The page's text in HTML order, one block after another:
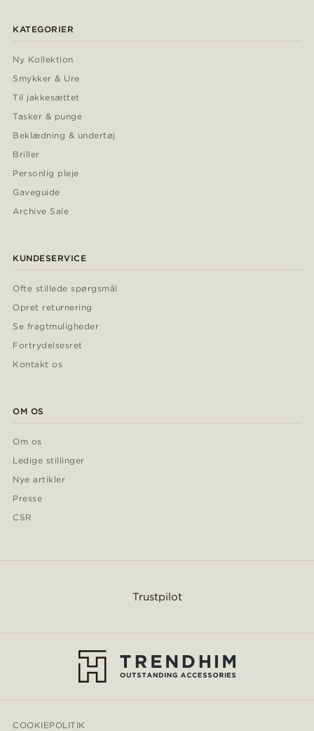
KATEGORIER
Ny Kollektion
Smykker & Ure
Til jakkesættet
Tasker & punge
Beklædning & undertøj
Briller
Personlig pleje
Gaveguide
Archive Sale
KUNDESERVICE
Ofte stillede spørgsmål
Opret returnering
Se fragtmuligheder
Fortrydelsesret
Kontakt os
OM OS
Om os
Ledige stillinger
Nye artikler
Presse
CSR
Trustpilot
COOKIEPOLITIK